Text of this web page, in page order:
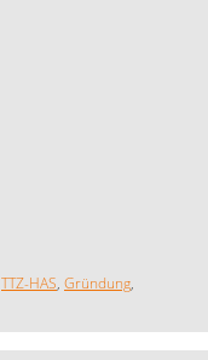
TTZ-HAS, Gründung,